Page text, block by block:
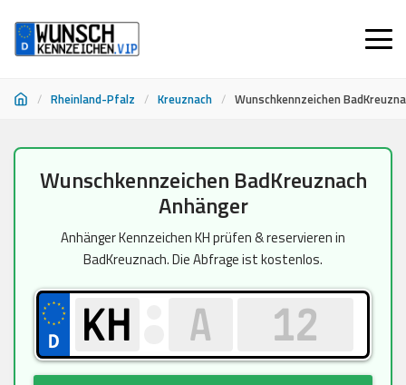
/ Rheinland-Pfalz / Kreuznach / Wunschkennzeichen
Zum
InhaltWunschkennzeichen BadKreuznach
Anhänger
Anhänger Kennzeichen KH prüfen & reservieren in
BadKreuznach. Die Abfrage ist kostenlos.